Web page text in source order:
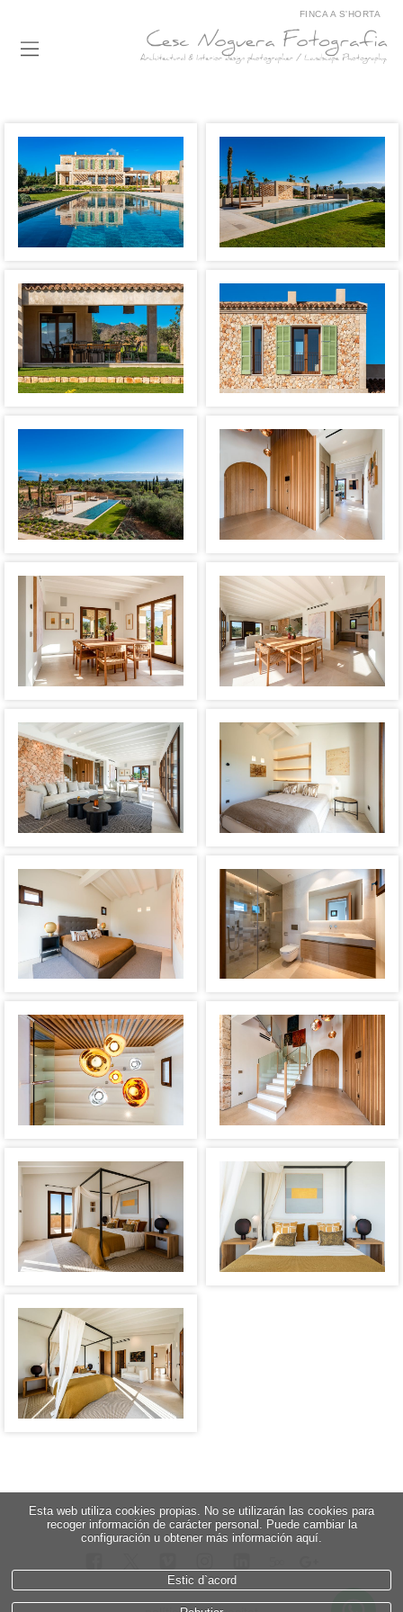
FINCA A S'HORTA
Esta web utiliza cookies propias. No se utilizarán las cookies para
recoger información de carácter personal. Puede cambiar la
configuración u obtener más información aquí.
Estic d`acord